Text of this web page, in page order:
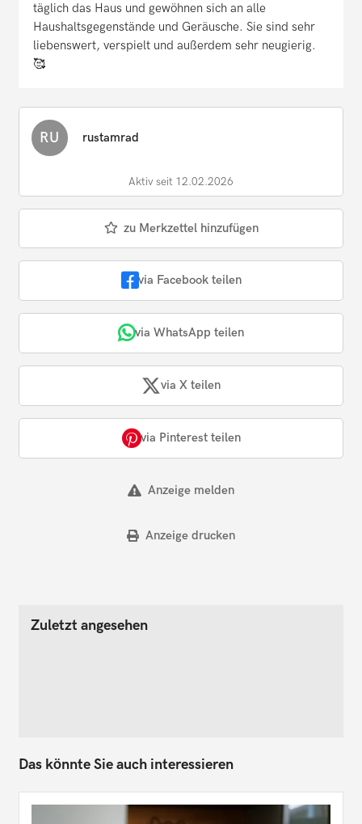
täglich das Haus und gewöhnen sich an alle
Haushaltsgegenstände und Geräusche. Sie sind sehr
liebenswert, verspielt und außerdem sehr neugierig.
🥰
RU rustamrad
Aktiv seit 12.02.2026
zu Merkzettel hinzufügen
via Facebook teilen
via WhatsApp teilen
via X teilen
via Pinterest teilen
Anzeige melden
Anzeige drucken
Zuletzt angesehen
Das könnte Sie auch interessieren